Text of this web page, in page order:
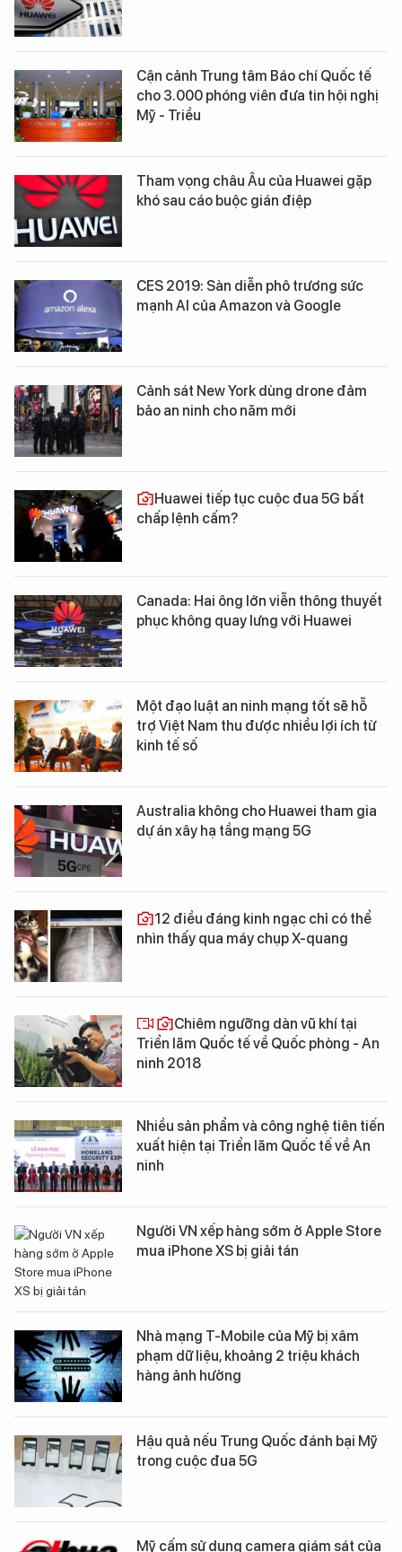
Cận cảnh Trung tâm Báo chí Quốc tế
cho 3.000 phóng viên đưa tin hội nghị
Mỹ - Triều
Tham vọng châu Âu của Huawei gặp
khó sau cáo buộc gián điệp
CES 2019: Sàn diễn phô trương sức
mạnh AI của Amazon và Google
Cảnh sát New York dùng drone đảm
bảo an ninh cho năm mới
Huawei tiếp tục cuộc đua 5G bất
chấp lệnh cấm?
Canada: Hai ông lớn viễn thông thuyết
phục không quay lưng với Huawei
Một đạo luật an ninh mạng tốt sẽ hỗ
trợ Việt Nam thu được nhiều lợi ích từ
kinh tế số
Australia không cho Huawei tham gia
dự án xây hạ tầng mạng 5G
12 điều đáng kinh ngạc chỉ có thể
nhìn thấy qua máy chụp X-quang
Chiêm ngưỡng dàn vũ khí tại
Triển lãm Quốc tế về Quốc phòng - An
ninh 2018
Nhiều sản phẩm và công nghệ tiên tiến
xuất hiện tại Triển lãm Quốc tế về An
ninh
Người VN xếp hàng sớm ở Apple Store
mua iPhone XS bị giải tán
Nhà mạng T-Mobile của Mỹ bị xâm
phạm dữ liệu, khoảng 2 triệu khách
hàng ảnh hưởng
Hậu quả nếu Trung Quốc đánh bại Mỹ
trong cuộc đua 5G
Mỹ cấm sử dụng camera giám sát của